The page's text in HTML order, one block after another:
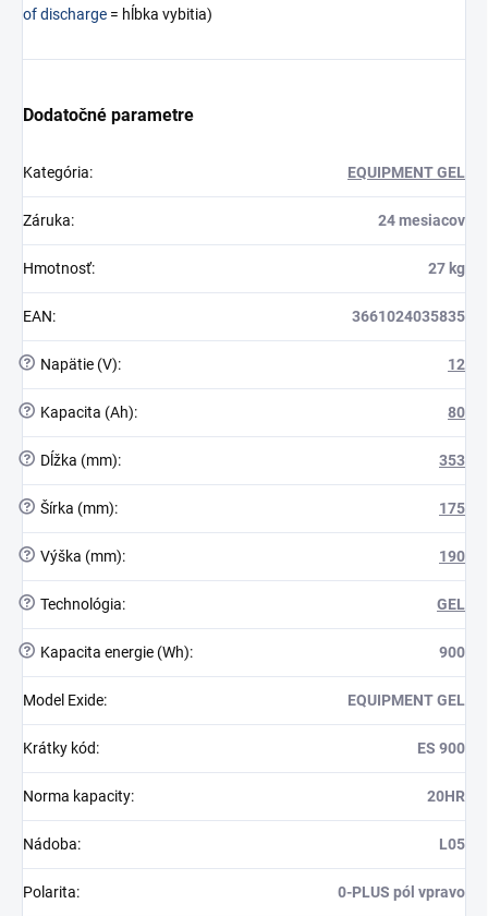
of discharge = hĺbka vybitia)
Dodatočné parametre
Kategória: EQUIPMENT GEL
Záruka: 24 mesiacov
Hmotnosť: 27 kg
EAN: 3661024035835
? Napätie (V): 12
? Kapacita (Ah): 80
? Dĺžka (mm): 353
? Šírka (mm): 175
? Výška (mm): 190
? Technológia: GEL
? Kapacita energie (Wh): 900
Model Exide: EQUIPMENT GEL
Krátky kód: ES 900
Norma kapacity: 20HR
Nádoba: L05
Polarita: 0-PLUS pól vpravo